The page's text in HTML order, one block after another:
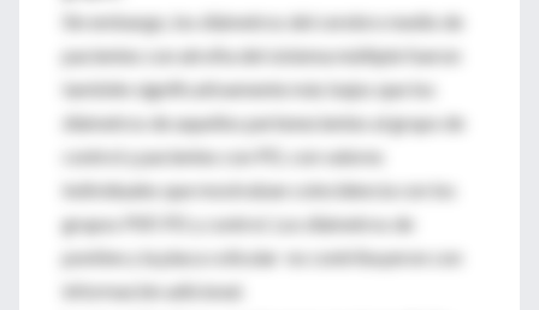
Sin embargo, los diámetros del cerebro medio de
pacientes con atrofia del sistema múltiple fueron
también significativamente más bajos que los
diámetros de aquellos pertenecientes al grupo de
control y pacientes con PD, con valores
individuales que mostraban coincidencia con los
grupos PSP, PD y control. Los diámetros de
pontine y la placa colicular no contribuyeron con
información adicional.